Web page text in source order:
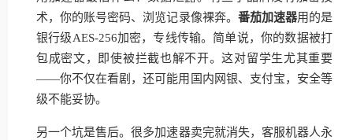
术，你的账号密码、浏览记录像裸奔。 番茄加速器用的是
银行级AES-256加密，专线传输。简单说，你的数据被打
包成密文，即使被拦截也解不开。这对留学生尤其重要
——你不仅在看剧，还可能用国内网银、支付宝，安全等
级不能妥协。
另一个坑是售后。很多加速器卖完就消失，客服机器人永